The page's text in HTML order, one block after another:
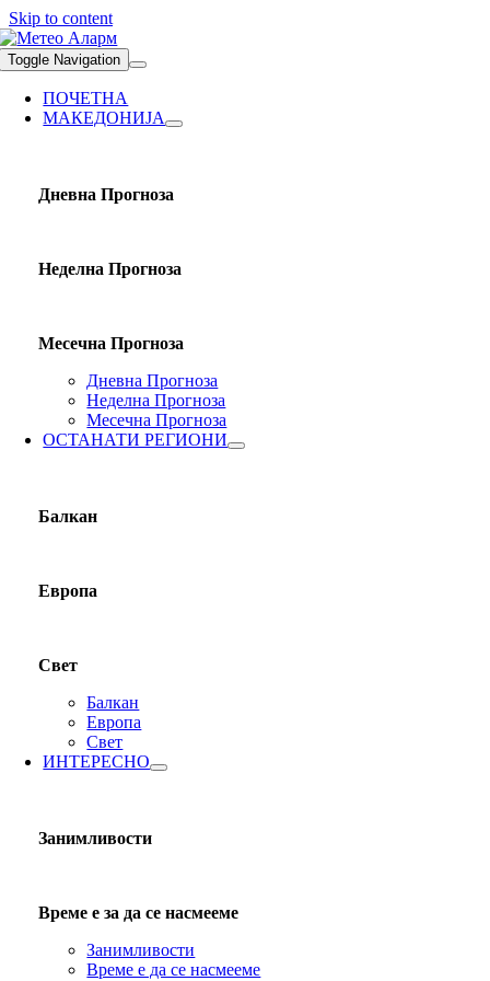
Skip to content
Toggle Navigation
ПОЧЕТНА
МАКЕДОНИЈА
Дневна Прогноза
Неделна Прогноза
Месечна Прогноза
Дневна Прогноза
Неделна Прогноза
Месечна Прогноза
ОСТАНАТИ РЕГИОНИ
Балкан
Европа
Свет
Балкан
Европа
Свет
ИНТЕРЕСНО
Занимливости
Време е за да се насмееме
Занимливости
Време е да се насмееме